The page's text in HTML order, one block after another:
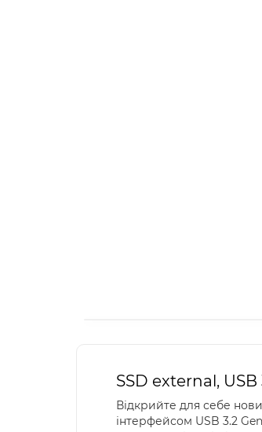
SSD external,
Відкрийте для себе
інтерфейсом USB 3.2